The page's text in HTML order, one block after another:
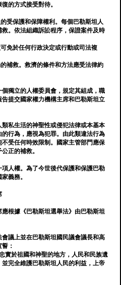
的方式接受對待。
受保護和保障權利。每個巴勒斯坦人
。依法組織訴訟程序，保證案件及時
免於任何行政決定或行動或司法複
補救。救濟的條件和方法應受法律約
獨立的人權委員會，規定其組成，職
提交國家權力機構主席和巴勒斯坦立
私生活的神聖性或侵犯法律或本基本
行為，應視為犯罪。由此類違法行為
受任何時效限制。國家主管部門應保
正的補救。
人權。為了今世後代保護和保護巴勒
義務。
根據《巴勒斯坦選舉法》由巴勒斯坦
議上並在巴勒斯坦國民議會議長和高
：
實於祖國和神聖的地方，人民和民族遺
完全維護巴勒斯坦人民的利益，上帝